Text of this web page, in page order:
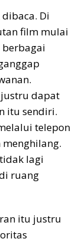
Di
film mulai
berbagai
dapat
itu sendiri.
telepon
lagi
ruang
itu justru